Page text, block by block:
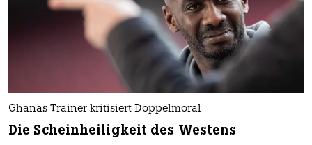
Ghanas Trainer kritisiert Doppelmoral
Die Scheinheiligkeit des Westens